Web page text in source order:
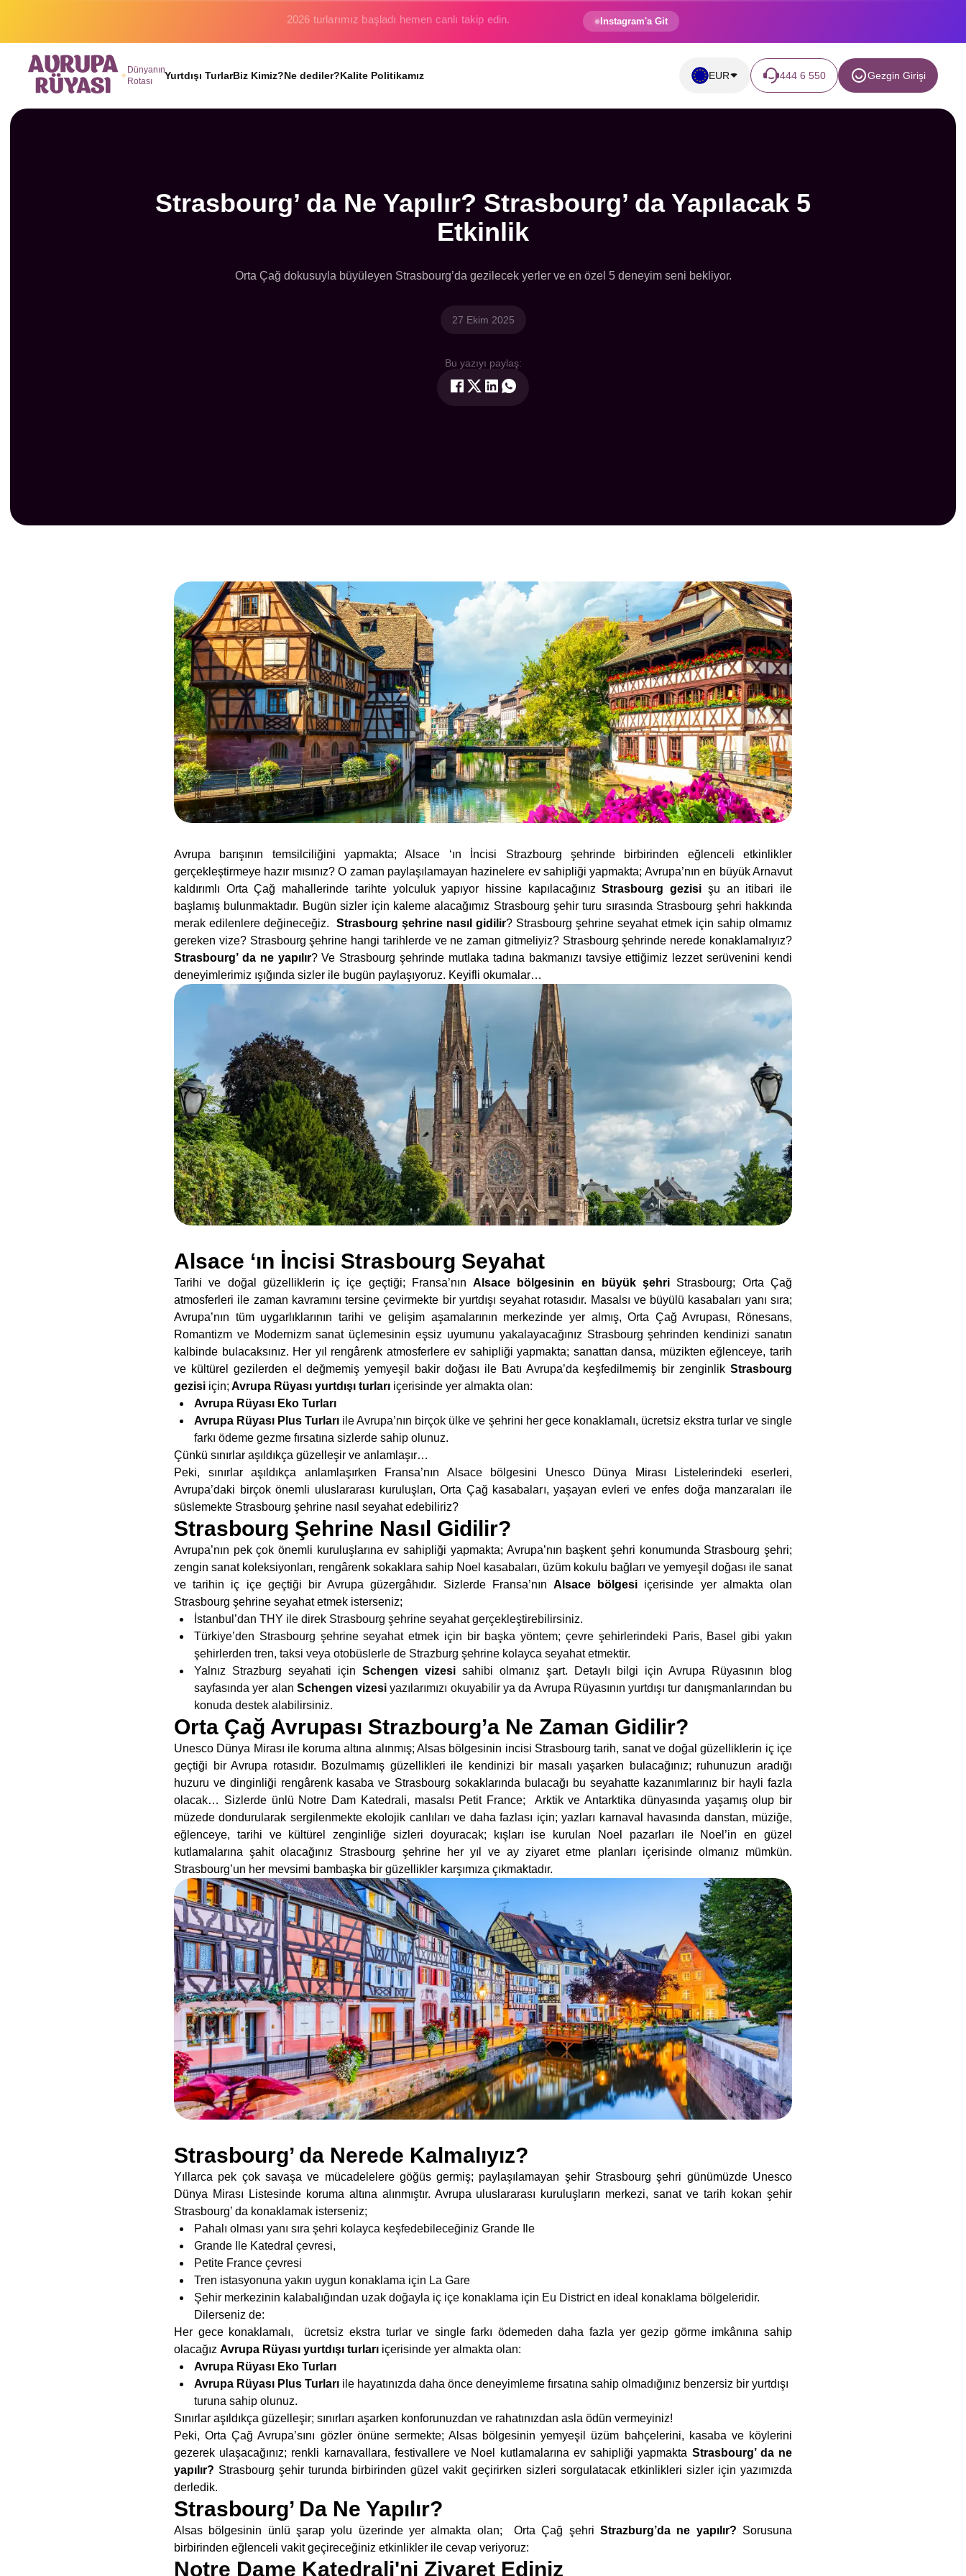
Binlerce gezginin hayali gerçek oluyor. Instagram'a Git
Dünyanın
Rotası
Yurtdışı TurlarBiz Kimiz?Ne dediler?Kalite Politikamız EUR 444 6 550 Gezgin Girişi
Strasbourg’ da Ne Yapılır? Strasbourg’ da Yapılacak 5
Etkinlik
Orta Çağ dokusuyla büyüleyen Strasbourg’da gezilecek yerler ve en özel 5 deneyim seni bekliyor.
27 Ekim 2025
Bu yazıyı paylaş:
Avrupa barışının temsilciliğini yapmakta; Alsace ‘ın İncisi Strazbourg şehrinde birbirinden eğlenceli etkinlikler
gerçekleştirmeye hazır mısınız? O zaman paylaşılamayan hazinelere ev sahipliği yapmakta; Avrupa’nın en büyük Arnavut
kaldırımlı Orta Çağ mahallerinde tarihte yolculuk yapıyor hissine kapılacağınızStrasbourg gezisi şu an itibari ile
başlamış bulunmaktadır. Bugün sizler için kaleme alacağımız Strasbourg şehir turu sırasında Strasbourg şehri hakkında
merak edilenlere değineceğiz. Strasbourg şehrine nasıl gidilir? Strasbourg şehrine seyahat etmek için sahip olmamız
gereken vize? Strasbourg şehrine hangi tarihlerde ve ne zaman gitmeliyiz? Strasbourg şehrinde nerede konaklamalıyız?
Strasbourg’ da ne yapılır? Ve Strasbourg şehrinde mutlaka tadına bakmanızı tavsiye ettiğimiz lezzet serüvenini kendi
deneyimlerimiz ışığında sizler ile bugün paylaşıyoruz. Keyifli okumalar…
Alsace ‘ın İncisi Strasbourg Seyahat
Tarihi ve doğal güzelliklerin iç içe geçtiği; Fransa’nınAlsace bölgesinin en büyük şehri Strasbourg; Orta Çağ
atmosferleri ile zaman kavramını tersine çevirmekte bir yurtdışı seyahat rotasıdır. Masalsı ve büyülü kasabaları yanı sıra;
Avrupa’nın tüm uygarlıklarının tarihi ve gelişim aşamalarının merkezinde yer almış, Orta Çağ Avrupası, Rönesans,
Romantizm ve Modernizm sanat üçlemesinin eşsiz uyumunu yakalayacağınız Strasbourg şehrinden kendinizi sanatın
kalbinde bulacaksınız. Her yıl rengârenk atmosferlere ev sahipliği yapmakta; sanattan dansa, müzikten eğlenceye, tarih
ve kültürel gezilerden el değmemiş yemyeşil bakir doğası ile Batı Avrupa’da keşfedilmemiş bir zenginlik Strasbourg
gezisi için; Avrupa Rüyası yurtdışı turları içerisinde yer almakta olan:
Avrupa Rüyası Eko Turları
Avrupa Rüyası Plus Turları ile Avrupa’nın birçok ülke ve şehrini her gece konaklamalı, ücretsiz ekstra turlar ve single
farkı ödeme gezme fırsatına sizlerde sahip olunuz.
Çünkü sınırlar aşıldıkça güzelleşir ve anlamlaşır…
Peki, sınırlar aşıldıkça anlamlaşırken Fransa’nın Alsace bölgesini Unesco Dünya Mirası Listelerindeki eserleri,
Avrupa’daki birçok önemli uluslararası kuruluşları, Orta Çağ kasabaları, yaşayan evleri ve enfes doğa manzaraları ile
süslemekte Strasbourg şehrine nasıl seyahat edebiliriz?
Strasbourg Şehrine Nasıl Gidilir?
Avrupa’nın pek çok önemli kuruluşlarına ev sahipliği yapmakta; Avrupa’nın başkent şehri konumunda Strasbourg şehri;
zengin sanat koleksiyonları, rengârenk sokaklara sahip Noel kasabaları, üzüm kokulu bağları ve yemyeşil doğası ile sanat
ve tarihin iç içe geçtiği bir Avrupa güzergâhıdır. Sizlerde Fransa’nın Alsace bölgesi içerisinde yer almakta olan
Strasbourg şehrine seyahat etmek isterseniz;
İstanbul’dan THY ile direk Strasbourg şehrine seyahat gerçekleştirebilirsiniz.
Türkiye’den Strasbourg şehrine seyahat etmek için bir başka yöntem; çevre şehirlerindeki Paris, Basel gibi yakın
şehirlerden tren, taksi veya otobüslerle de Strazburg şehrine kolayca seyahat etmektir.
Yalnız Strazburg seyahati için Schengen vizesi sahibi olmanız şart. Detaylı bilgi için Avrupa Rüyasının blog
sayfasında yer alan Schengen vizesi yazılarımızı okuyabilir ya da Avrupa Rüyasının yurtdışı tur danışmanlarından bu
konuda destek alabilirsiniz.
Orta Çağ Avrupası Strazbourg’a Ne Zaman Gidilir?
Unesco Dünya Mirası ile koruma altına alınmış; Alsas bölgesinin incisi Strasbourg tarih, sanat ve doğal güzelliklerin iç içe
geçtiği bir Avrupa rotasıdır. Bozulmamış güzellikleri ile kendinizi bir masalı yaşarken bulacağınız; ruhunuzun aradığı
huzuru ve dinginliği rengârenk kasaba ve Strasbourg sokaklarında bulacağı bu seyahatte kazanımlarınız bir hayli fazla
olacak… Sizlerde ünlü Notre Dam Katedrali, masalsı Petit France; Arktik ve Antarktika dünyasında yaşamış olup bir
müzede dondurularak sergilenmekte ekolojik canlıları ve daha fazlası için; yazları karnaval havasında danstan, müziğe,
eğlenceye, tarihi ve kültürel zenginliğe sizleri doyuracak; kışları ise kurulan Noel pazarları ile Noel’in en güzel
kutlamalarına şahit olacağınız Strasbourg şehrine her yıl ve ay ziyaret etme planları içerisinde olmanız mümkün.
Strasbourg’un her mevsimi bambaşka bir güzellikler karşımıza çıkmaktadır.
Strasbourg’ da Nerede Kalmalıyız?
Yıllarca pek çok savaşa ve mücadelelere göğüs germiş; paylaşılamayan şehir Strasbourg şehri günümüzde Unesco
Dünya Mirası Listesinde koruma altına alınmıştır. Avrupa uluslararası kuruluşların merkezi, sanat ve tarih kokan şehir
Strasbourg’ da konaklamak isterseniz;
Pahalı olması yanı sıra şehri kolayca keşfedebileceğiniz Grande Ile
Grande Ile Katedral çevresi,
Petite France çevresi
Tren istasyonuna yakın uygun konaklama için La Gare
Şehir merkezinin kalabalığından uzak doğayla iç içe konaklama için Eu District en ideal konaklama bölgeleridir.
Dilerseniz de:
Her gece konaklamalı, ücretsiz ekstra turlar ve single farkı ödemeden daha fazla yer gezip görme imkânına sahip
olacağız Avrupa Rüyası yurtdışı turları içerisinde yer almakta olan:
Avrupa Rüyası Eko Turları
Avrupa Rüyası Plus Turları ile hayatınızda daha önce deneyimleme fırsatına sahip olmadığınız benzersiz bir yurtdışı
turuna sahip olunuz.
Sınırlar aşıldıkça güzelleşir; sınırları aşarken konforunuzdan ve rahatınızdan asla ödün vermeyiniz!
Peki, Orta Çağ Avrupa’sını gözler önüne sermekte; Alsas bölgesinin yemyeşil üzüm bahçelerini, kasaba ve köylerini
gezerek ulaşacağınız; renkli karnavallara, festivallere ve Noel kutlamalarına ev sahipliği yapmakta Strasbourg’ da ne
yapılır? Strasbourg şehir turunda birbirinden güzel vakit geçirirken sizleri sorgulatacak etkinlikleri sizler için yazımızda
derledik.
Strasbourg’ Da Ne Yapılır?
Alsas bölgesinin ünlü şarap yolu üzerinde yer almakta olan; Orta Çağ şehriStrazburg’da ne yapılır? Sorusuna
birbirinden eğlenceli vakit geçireceğiniz etkinlikler ile cevap veriyoruz:
Notre Dame Katedrali'ni Ziyaret Ediniz